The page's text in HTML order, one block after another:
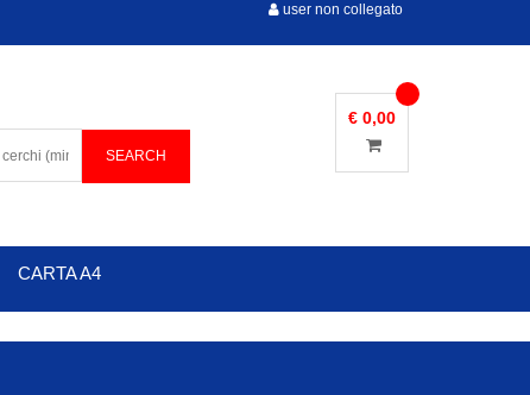
user non collegato
€ 0,00
CARTA A4